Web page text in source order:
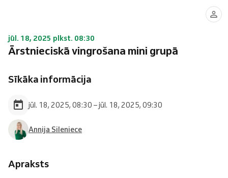
jūl. 18, 2025 plkst. 08:30
Ārstnieciskā vingrošana mini grupā
Sīkāka informācija
jūl. 18, 2025, 08:30 – jūl. 18, 2025, 09:30
Annija Sileniece
Apraksts